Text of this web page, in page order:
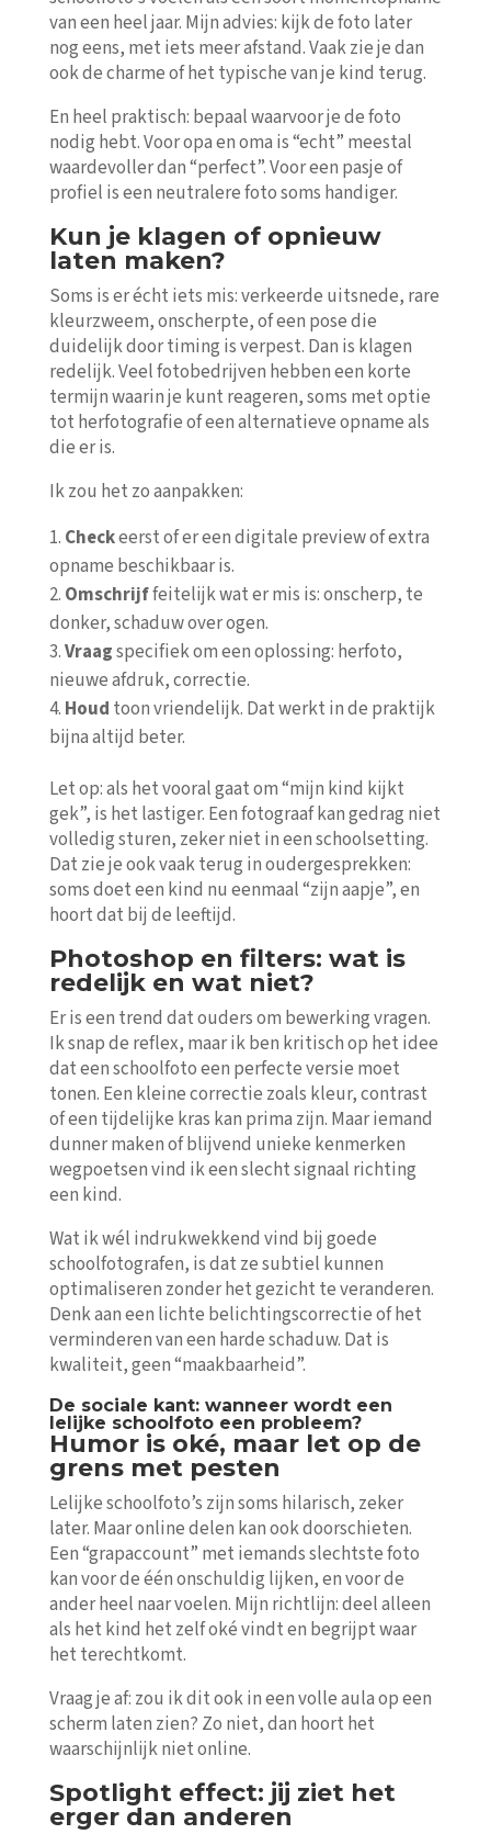
van een heel jaar. Mijn advies: kijk de foto later
nog eens, met iets meer afstand. Vaak zie je dan
ook de charme of het typische van je kind terug.
En heel praktisch: bepaal waarvoor je de foto
nodig hebt. Voor opa en oma is “echt” meestal
waardevoller dan “perfect”. Voor een pasje of
profiel is een neutralere foto soms handiger.
Kun je klagen of opnieuw
laten maken?
Soms is er écht iets mis: verkeerde uitsnede, rare
kleurzweem, onscherpte, of een pose die
duidelijk door timing is verpest. Dan is klagen
redelijk. Veel fotobedrijven hebben een korte
termijn waarin je kunt reageren, soms met optie
tot herfotografie of een alternatieve opname als
die er is.
Ik zou het zo aanpakken:
Checkeerst of er een digitale preview of extra
opname beschikbaar is.
Omschrijffeitelijk wat er mis is: onscherp, te
donker, schaduw over ogen.
Vraagspecifiek om een oplossing: herfoto,
nieuwe afdruk, correctie.
Houd toon vriendelijk. Dat werkt in de praktijk
bijna altijd beter.
Let op: als het vooral gaat om “mijn kind kijkt
gek”, is het lastiger. Een fotograaf kan gedrag niet
volledig sturen, zeker niet in een schoolsetting.
Dat zie je ook vaak terug in oudergesprekken:
soms doet een kind nu eenmaal “zijn aapje”, en
hoort dat bij de leeftijd.
Photoshop en filters: wat is
redelijk en wat niet?
Er is een trend dat ouders om bewerking vragen.
Ik snap de reflex, maar ik ben kritisch op het idee
dat een schoolfoto een perfecte versie moet
tonen. Een kleine correctie zoals kleur, contrast
of een tijdelijke kras kan prima zijn. Maar iemand
dunner maken of blijvend unieke kenmerken
wegpoetsen vind ik een slecht signaal richting
een kind.
Wat ik wél indrukwekkend vind bij goede
schoolfotografen, is dat ze subtiel kunnen
optimaliseren zonder het gezicht te veranderen.
Denk aan een lichte belichtingscorrectie of het
verminderen van een harde schaduw. Dat is
kwaliteit, geen “maakbaarheid”.
De sociale kant: wanneer wordt een
lelijke schoolfoto een probleem?
Humor is oké, maar let op de
grens met pesten
Lelijke schoolfoto’s zijn soms hilarisch, zeker
later. Maar online delen kan ook doorschieten.
Een “grapaccount” met iemands slechtste foto
kan voor de één onschuldig lijken, en voor de
ander heel naar voelen. Mijn richtlijn: deel alleen
als het kind het zelf oké vindt en begrijpt waar
het terechtkomt.
Vraag je af: zou ik dit ook in een volle aula op een
scherm laten zien? Zo niet, dan hoort het
waarschijnlijk niet online.
Spotlight effect: jij ziet het
erger dan anderen